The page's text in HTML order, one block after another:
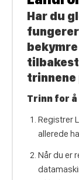
Har du
trinnene
Trinn for
Registrer
allerede
Når du er